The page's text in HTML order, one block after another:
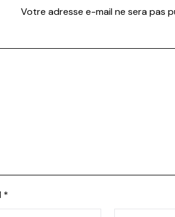
Votre adresse e-mail ne sera pas
*